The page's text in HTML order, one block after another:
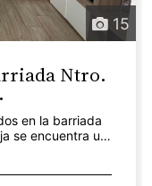
15
Ntro.
en la barriada